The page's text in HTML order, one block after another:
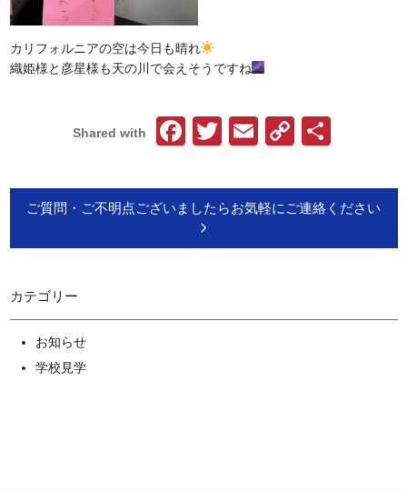
カリフォルニアの空は今日も晴れ
織姫様と彦星様も天の川で会えそうですね
Shared with Facebook
Twitter
EmailCopy
ご質問・ご不明点ございましたらお気軽にご連絡ください
カテゴリー
お知らせ
学校見学